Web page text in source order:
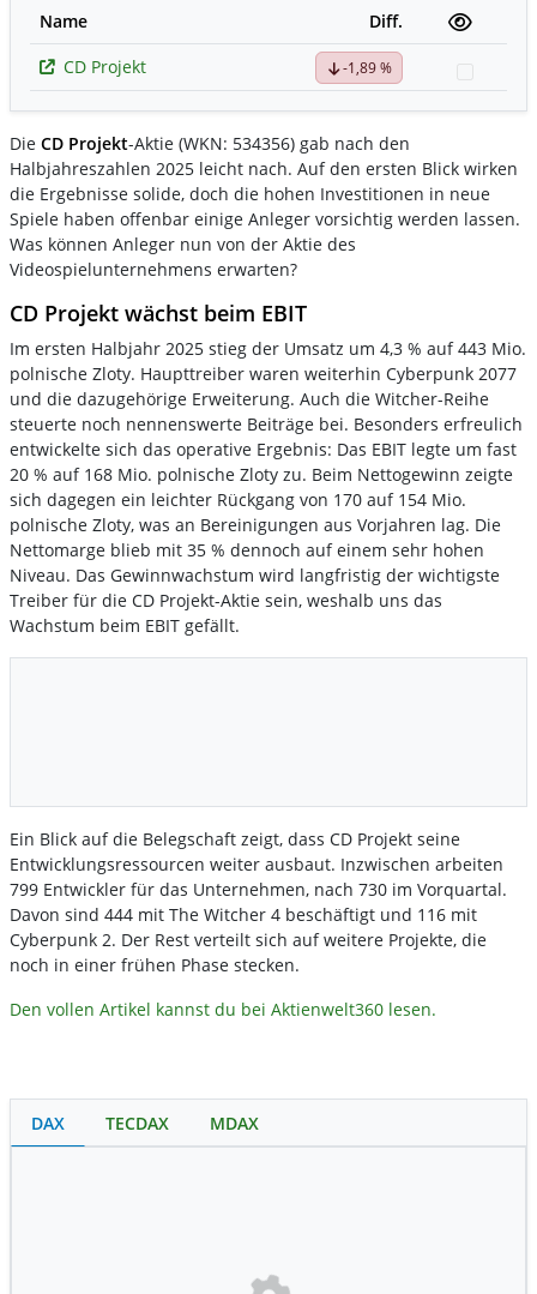
Name
Diff.
CD Projekt
-1,89 %
Die CD Projekt-Aktie (WKN: 534356) gab nach den
Halbjahreszahlen 2025 leicht nach. Auf den ersten Blick wirken
die Ergebnisse solide, doch die hohen Investitionen in neue
Spiele haben offenbar einige Anleger vorsichtig werden lassen.
Was können Anleger nun von der Aktie des
Videospielunternehmens erwarten?
CD Projekt wächst beim EBIT
Im ersten Halbjahr 2025 stieg der Umsatz um 4,3 % auf 443 Mio.
polnische Zloty. Haupttreiber waren weiterhin Cyberpunk 2077
und die dazugehörige Erweiterung. Auch die Witcher-Reihe
steuerte noch nennenswerte Beiträge bei. Besonders erfreulich
entwickelte sich das operative Ergebnis: Das EBIT legte um fast
20 % auf 168 Mio. polnische Zloty zu. Beim Nettogewinn zeigte
sich dagegen ein leichter Rückgang von 170 auf 154 Mio.
polnische Zloty, was an Bereinigungen aus Vorjahren lag. Die
Nettomarge blieb mit 35 % dennoch auf einem sehr hohen
Niveau. Das Gewinnwachstum wird langfristig der wichtigste
Treiber für die CD Projekt-Aktie sein, weshalb uns das
Wachstum beim EBIT gefällt.
Ein Blick auf die Belegschaft zeigt, dass CD Projekt seine
Entwicklungsressourcen weiter ausbaut. Inzwischen arbeiten
799 Entwickler für das Unternehmen, nach 730 im Vorquartal.
Davon sind 444 mit The Witcher 4 beschäftigt und 116 mit
Cyberpunk 2. Der Rest verteilt sich auf weitere Projekte, die
noch in einer frühen Phase stecken.
Den vollen Artikel kannst du bei Aktienwelt360 lesen.
DAX TECDAX MDAX